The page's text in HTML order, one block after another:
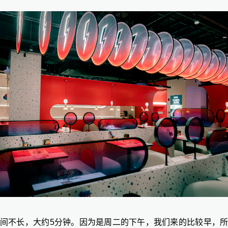
不长，大约5分钟。因为是周二的下午，我们来的比较早，